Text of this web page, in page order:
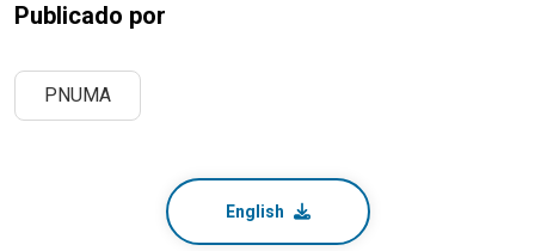
Publicado por
PNUMA
English